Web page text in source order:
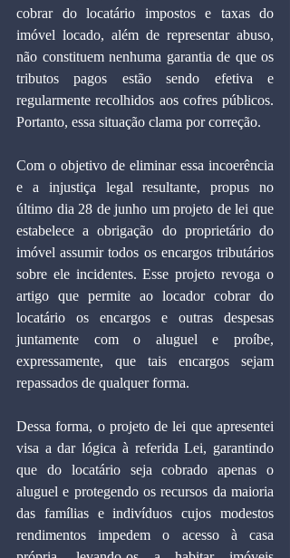
cobrar do locatário impostos e taxas do
imóvel locado, além de representar abuso,
não constituem nenhuma garantia de que os
tributos pagos estão sendo efetiva e
regularmente recolhidos aos cofres públicos.
Portanto, essa situação clama por correção.
Com o objetivo de eliminar essa incoerência
e a injustiça legal resultante, propus no
último dia 28 de junho um projeto de lei que
estabelece a obrigação do proprietário do
imóvel assumir todos os encargos tributários
sobre ele incidentes. Esse projeto revoga o
artigo que permite ao locador cobrar do
locatário os encargos e outras despesas
juntamente com o aluguel e proíbe,
expressamente, que tais encargos sejam
repassados de qualquer forma.
Dessa forma, o projeto de lei que apresentei
visa a dar lógica à referida Lei, garantindo
que do locatário seja cobrado apenas o
aluguel e protegendo os recursos da maioria
das famílias e indivíduos cujos modestos
rendimentos impedem o acesso à casa